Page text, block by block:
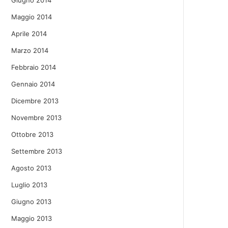
Maggio 2014
Aprile 2014
Marzo 2014
Febbraio 2014
Gennaio 2014
Dicembre 2013
Novembre 2013
Ottobre 2013
Settembre 2013
Agosto 2013
Luglio 2013
Giugno 2013
Maggio 2013